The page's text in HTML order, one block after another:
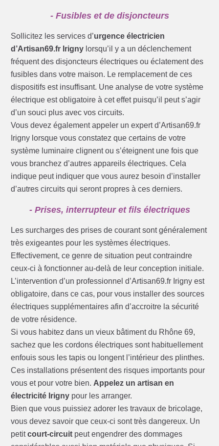
- Fusibles et de disjoncteurs
Sollicitez les services d’urgence électricien
d’Artisan69.fr Irigny lorsqu’il y a un déclenchement
fréquent des disjoncteurs électriques ou éclatement des
fusibles dans votre maison. Le remplacement de ces
dispositifs est insuffisant. Une analyse de votre système
électrique est obligatoire à cet effet puisqu’il peut s’agir
d’un souci plus avec vos circuits.
Vous devez également appeler un expert d’Artisan69.fr
Irigny lorsque vous constatez que certains de votre
système luminaire clignent ou s’éteignent une fois que
vous branchez d’autres appareils électriques. Cela
indique peut indiquer que vous aurez besoin d’installer
d’autres circuits qui seront propres à ces derniers.
- Prises, interrupteur et fils électriques
Les surcharges des prises de courant sont généralement
très exigeantes pour les systèmes électriques.
Effectivement, ce genre de situation peut contraindre
ceux-ci à fonctionner au-delà de leur conception initiale.
L’intervention d’un professionnel d’Artisan69.fr Irigny est
obligatoire, dans ce cas, pour vous installer des sources
électriques supplémentaires afin d’accroitre la sécurité
de votre résidence.
Si vous habitez dans un vieux bâtiment du Rhône 69,
sachez que les cordons électriques sont habituellement
enfouis sous les tapis ou longent l’intérieur des plinthes.
Ces installations présentent des risques importants pour
vous et pour votre bien.Appelez un artisan en
électricité Irigny pour les arranger.
Bien que vous puissiez adorer les travaux de bricolage,
vous devez savoir que ceux-ci sont très dangereux. Un
petitcourt-circuit peut engendrer des dommages